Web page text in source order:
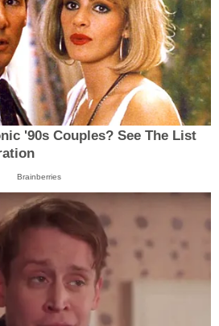
'90s Couples? See The List
Brainberries